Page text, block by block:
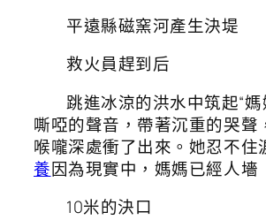
平遠縣磁窯河產生決堤
救火員趕到后
跳進冰涼的洪水中筑起“
嘶啞的聲音，帶著沉重的哭聲
喉嚨深處衝了出來。她忍不住
養因為現實中，媽媽已經人墻
10米的決口